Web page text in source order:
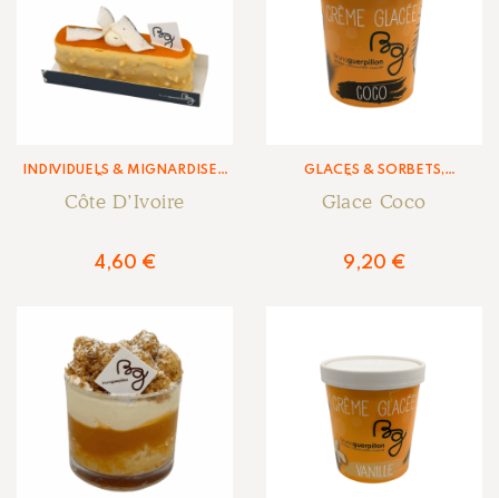
INDIVIDUELS & MIGNARDISES,
Côte D’Ivoire
4,60 €
GLACES & SORBETS,
Glace Coco
9,20 €